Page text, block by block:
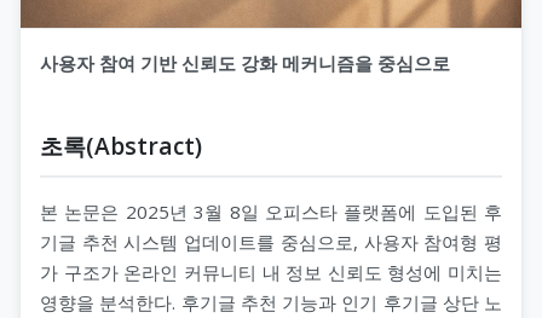
사용자 참여 기반 신뢰도 강화 메커니즘을 중심으로
초록(Abstract)
본 논문은 2025년 3월 8일 오피스타 플랫폼에 도입된 후
기글 추천 시스템 업데이트를 중심으로, 사용자 참여형 평
가 구조가 온라인 커뮤니티 내 정보 신뢰도 형성에 미치는
영향을 분석한다. 후기글 추천 기능과 인기 후기글 상단 노